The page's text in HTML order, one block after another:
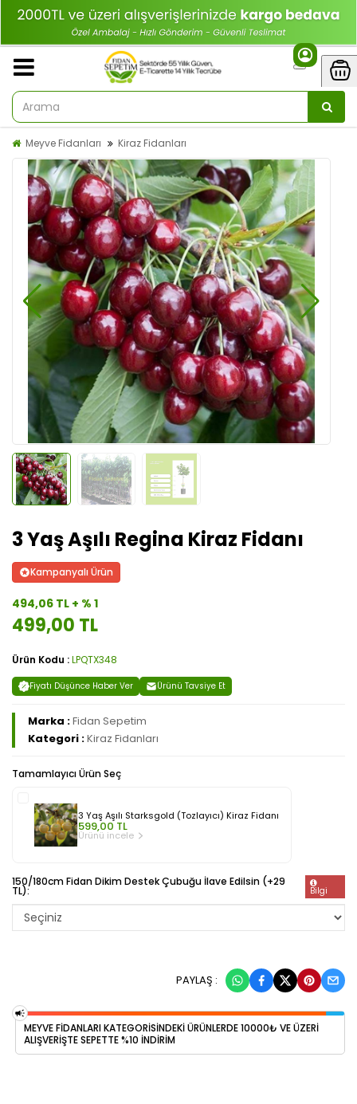
Meyve Fidanları Kiraz Fidanları
3 Yaş Aşılı Regina Kiraz Fidanı
Kampanyalı Ürün
494,06 TL + % 1
499,00 TL
Ürün Kodu :LPQTX348
Fiyatı Düşünce Haber Ver Ürünü Tavsiye Et
Marka :Fidan Sepetim
Kategori :Kiraz Fidanları
Tamamlayıcı Ürün Seç
3 Yaş Aşılı Starksgold (Tozlayıcı) Kiraz Fidanı
599,00 TL
Ürünü incele
150/180cm Fidan Dikim Destek Çubuğu İlave Edilsin (+29
TL): Bilgi
PAYLAŞ :
MEYVE FİDANLARI KATEGORİSİNDEKİ ÜRÜNLERDE 10000₺ VE ÜZERİ
ALIŞVERİŞTE SEPETTE %10 İNDİRİM